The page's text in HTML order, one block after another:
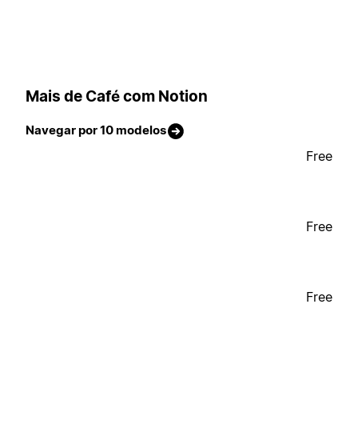
Mais de Café com Notion
Navegar por 10 modelos
Free
Free
Free